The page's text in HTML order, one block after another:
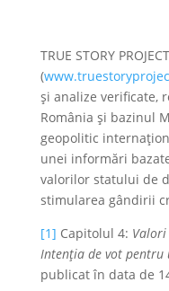
TRUE STORY
(
și analize verificate,
România și bazinul
geopolitic
unei informări
valorilor statului de
stimularea gândirii
[1] Capitolul 4:
Intenția de vot
publicat în data de